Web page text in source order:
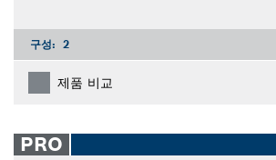
구성: 2
제품 비교
PRO